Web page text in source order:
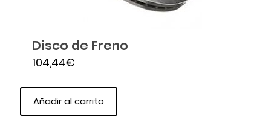
Disco de Freno
104,44€
Añadir al carrito